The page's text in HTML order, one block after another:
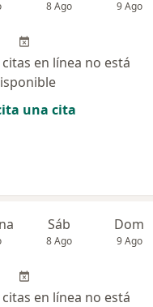
8 Ago 9 Ago
en línea no está
una cita
Sáb
8 Ago
Dom
9 Ago
en línea no está